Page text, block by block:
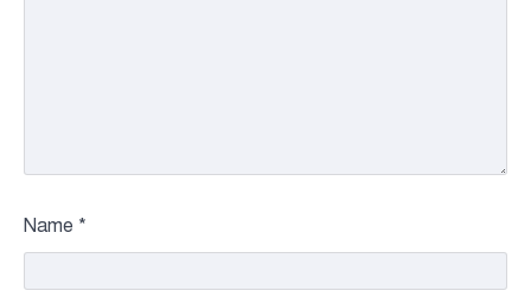
Name *